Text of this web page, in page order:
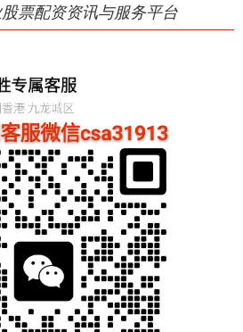
票配资资讯与服务平台